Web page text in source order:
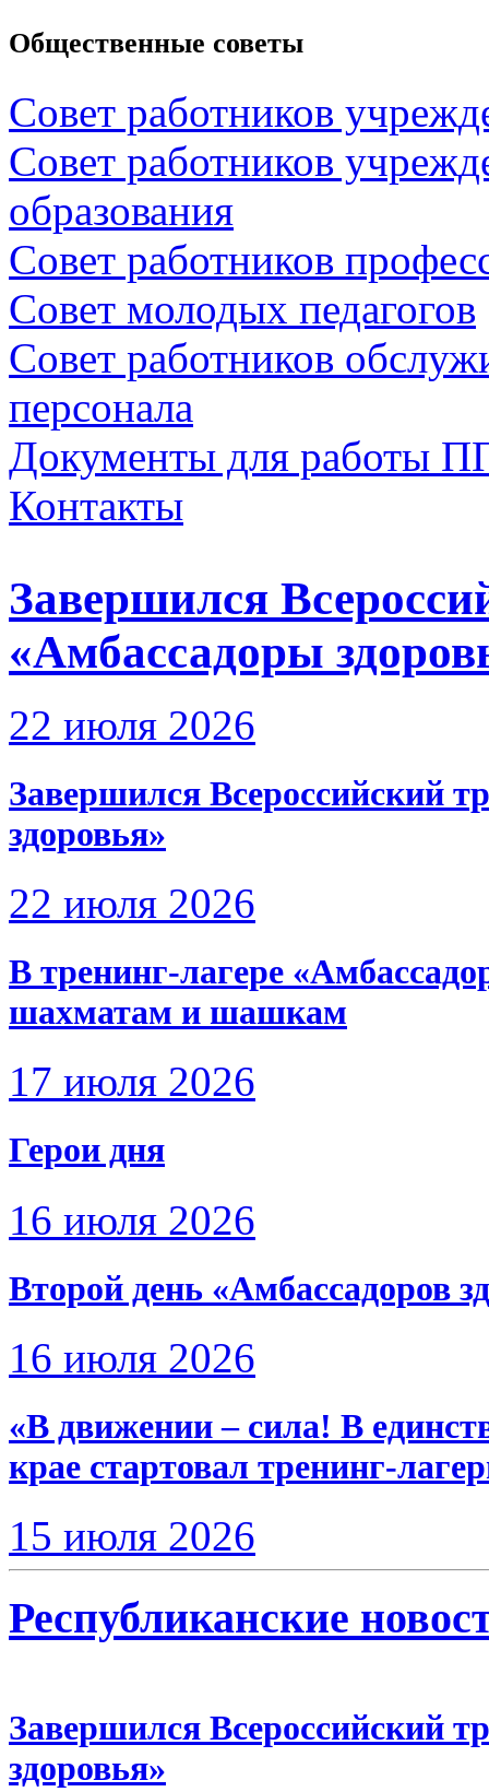
Общественные советы
Совет работников
Совет работников
образования
Совет работников
Совет молодых педагогов
Совет работников
персонала
Документы для работы
Контакты
Завершился
«Амбассадоры
22 июля 2026
Завершился Всероссийский
здоровья»
22 июля 2026
В тренинг-лагере
шахматам и шашкам
17 июля 2026
Герои дня
16 июля 2026
Второй день «Амбассадоров
16 июля 2026
«В движении – сила! В
крае стартовал тренинг-
15 июля 2026
Республиканские
Завершился Всероссийский
здоровья»